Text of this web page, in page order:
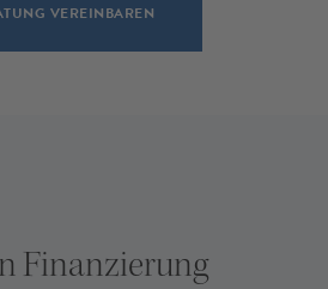
VEREINBAREN
Finanzierung